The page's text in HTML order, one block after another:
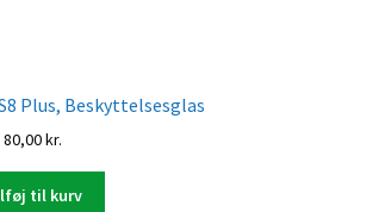
Plus, Beskyttelsesglas
80,00kr.
til kurv